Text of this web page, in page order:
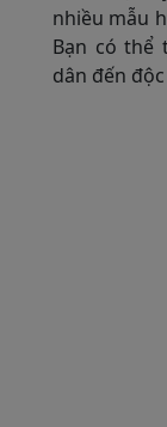
nhiều mẫu
Bạn có thể
dân đến độc